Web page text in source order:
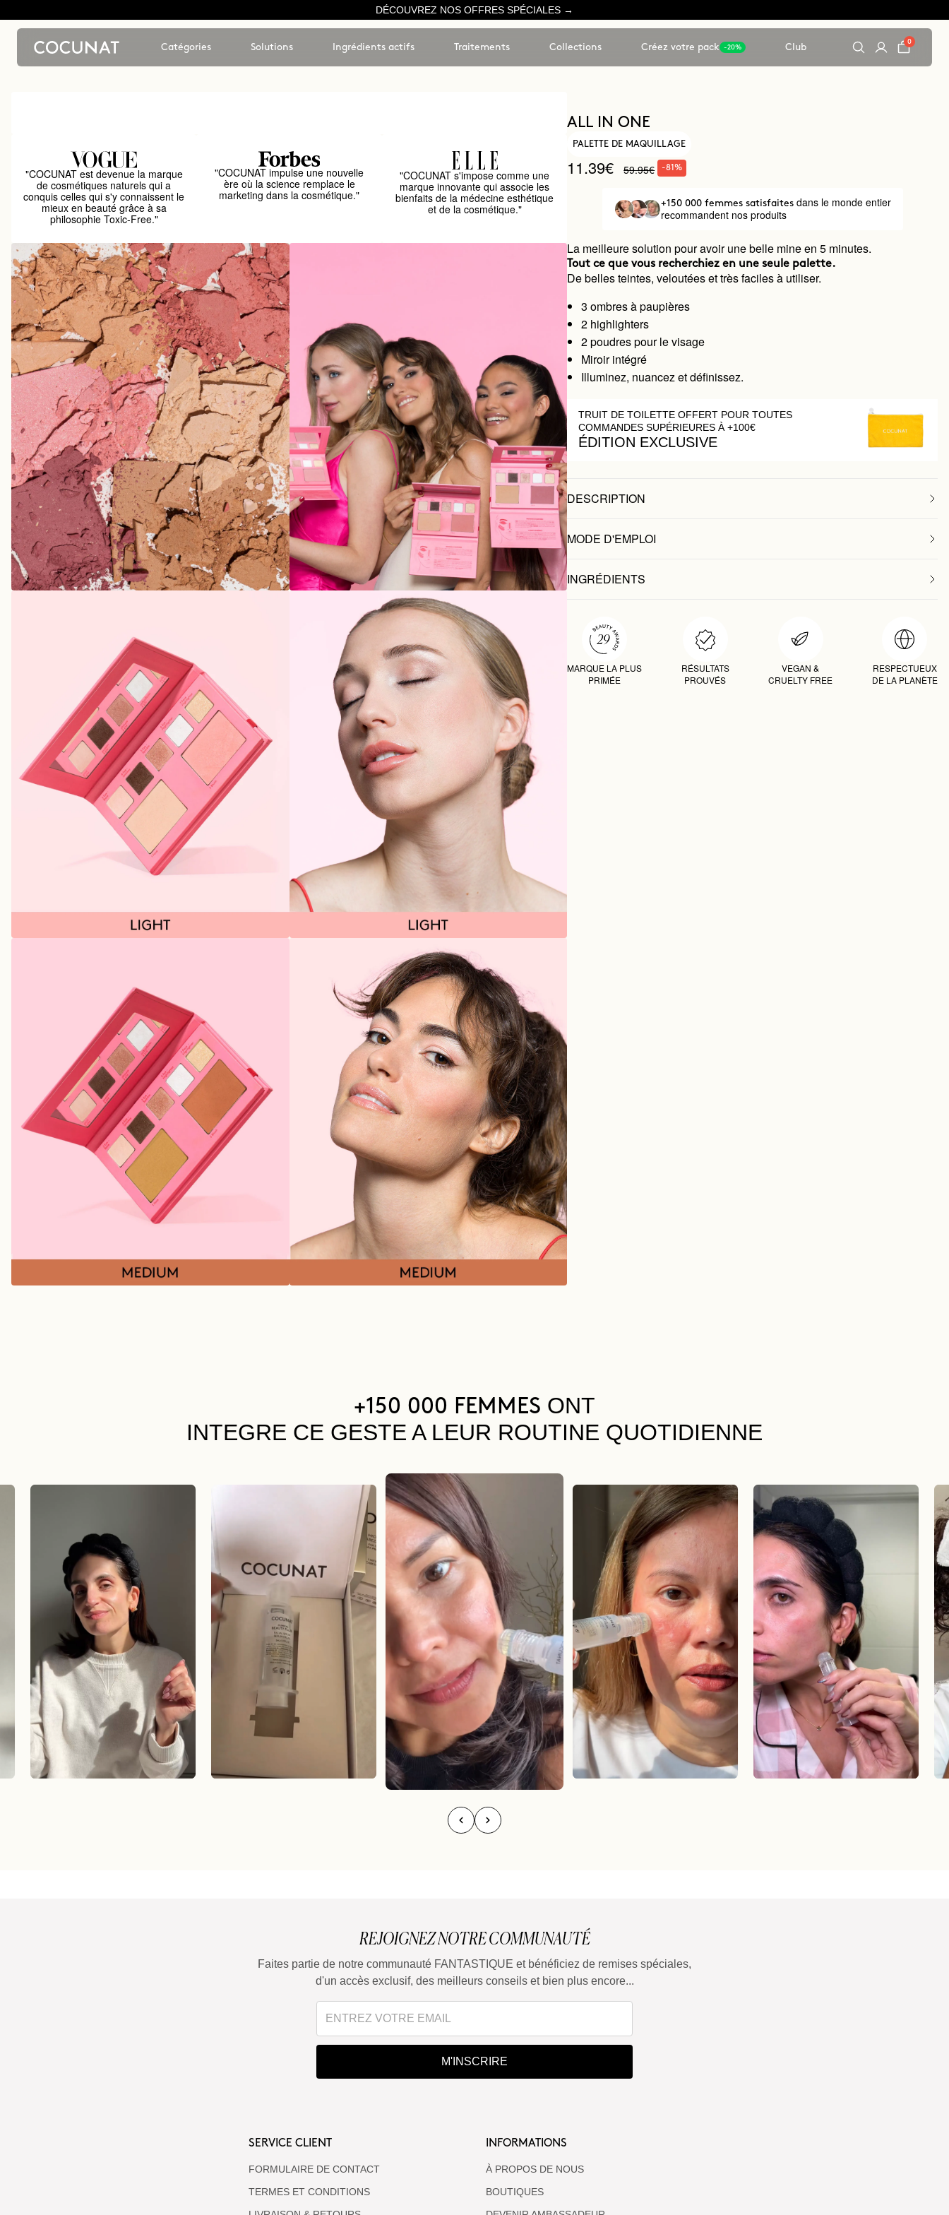
DÉCOUVREZ NOS OFFRES SPÉCIALES →
Catégories Solutions Ingrédients actifs Traitements Collections Créez votre pack -20% Club
0
"COCUNAT est devenue la marque
de cosmétiques naturels qui a
conquis celles qui s'y connaissent le
mieux en beauté grâce à sa
philosophie Toxic-Free."
"COCUNAT impulse une nouvelle
ère où la science remplace le
marketing dans la cosmétique."
"COCUNAT s'impose comme une
marque innovante qui associe les
bienfaits de la médecine esthétique
et de la cosmétique."
ALL IN ONE
PALETTE DE MAQUILLAGE
11.39€ 59.95€ -81%
+150 000 femmes satisfaites dans le monde entier
recommandent nos produits
La meilleure solution pour avoir une belle mine en 5 minutes.
Tout ce que vous recherchiez en une seule palette.
De belles teintes, veloutées et très faciles à utiliser.
3 ombres à paupières
2 highlighters
2 poudres pour le visage
Miroir intégré
Illuminez, nuancez et définissez.
TRUIT DE TOILETTE OFFERT POUR TOUTES
COMMANDES SUPÉRIEURES À +100€
ÉDITION EXCLUSIVE
DESCRIPTION
MODE D'EMPLOI
INGRÉDIENTS
MARQUE LA PLUS
PRIMÉE
RÉSULTATS
PROUVÉS
VEGAN &
CRUELTY FREE
RESPECTUEUX
DE LA PLANÈTE
+150 000 FEMMES ONT
INTEGRE CE GESTE A LEUR ROUTINE QUOTIDIENNE
REJOIGNEZ NOTRE COMMUNAUTÉ
Faites partie de notre communauté FANTASTIQUE et bénéficiez de remises spéciales,
d'un accès exclusif, des meilleurs conseils et bien plus encore...
M'INSCRIRE
SERVICE CLIENT
FORMULAIRE DE CONTACT
TERMES ET CONDITIONS
INFORMATIONS
À PROPOS DE NOUS
BOUTIQUES